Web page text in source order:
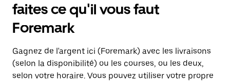
faites ce qu'il vous faut
Foremark
Gagnez de l'argent ici (Foremark) avec les livraisons
(selon la disponibilité) ou les courses, ou les deux,
selon votre horaire. Vous pouvez utiliser votre propre